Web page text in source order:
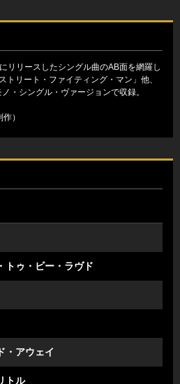
リリースしたシングル曲のAB面を網羅し
トリート・ファイティング・マン」他、
・シングル・ヴァージョンで収録。
）
トゥ・ビー・ラヴド
・アウェイ
トル